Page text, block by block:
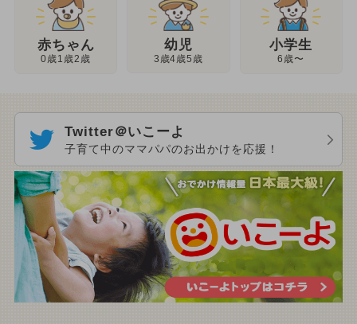
赤ちゃん
0歳1歳2歳
幼児
3歳4歳5歳
小学生
6歳〜
Twitter＠いこーよ
子育て中のママパパのお出かけを応援！